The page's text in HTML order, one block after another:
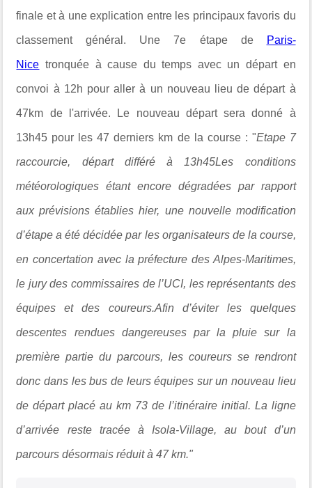
finale et à une explication entre les principaux favoris du
classement général. Une 7e étape de Paris-
Nice tronquée à cause du temps avec un départ en
convoi à 12h pour aller à un nouveau lieu de départ à
47km de l'arrivée. Le nouveau départ sera donné à
13h45 pour les 47 derniers km de la course : "Etape 7
raccourcie, départ différé à 13h45Les conditions
météorologiques étant encore dégradées par rapport
aux prévisions établies hier, une nouvelle modification
d’étape a été décidée par les organisateurs de la course,
en concertation avec la préfecture des Alpes-Maritimes,
le jury des commissaires de l’UCI, les représentants des
équipes et des coureurs.Afin d’éviter les quelques
descentes rendues dangereuses par la pluie sur la
première partie du parcours, les coureurs se rendront
donc dans les bus de leurs équipes sur un nouveau lieu
de départ placé au km 73 de l’itinéraire initial. La ligne
d’arrivée reste tracée à Isola-Village, au bout d’un
parcours désormais réduit à 47 km."